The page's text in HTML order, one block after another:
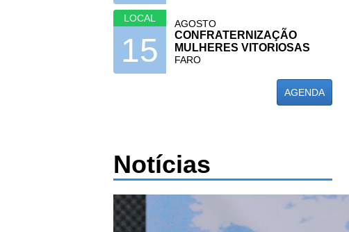
LOCAL
15
AGOSTO
CONFRATERNIZAÇÃO
MULHERES VITORIOSAS
FARO
AGENDA
Notícias